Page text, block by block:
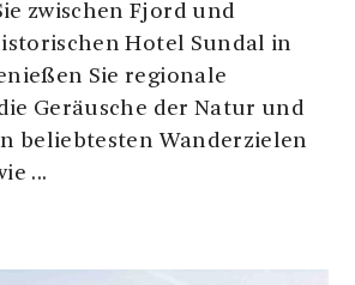
zwischen Fjord und
Hotel Sundal in
Sie regionale
Geräusche der Natur und
beliebtesten Wanderzielen
...